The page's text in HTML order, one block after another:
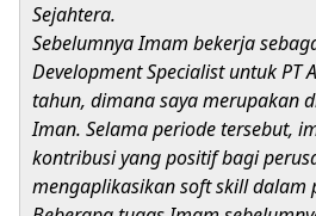
Sejahtera.
Sebelumnya Imam bekerja
Development Specialist untuk PT
tahun, dimana saya merupakan
Iman. Selama periode tersebut,
kontribusi yang positif bagi
mengaplikasikan soft skill dalam